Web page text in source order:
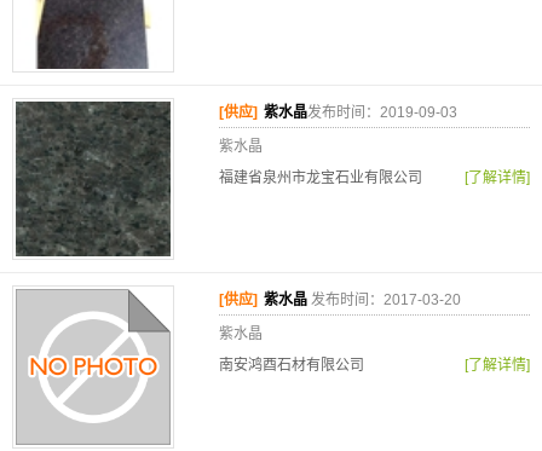
[供应] 紫水晶发布时间：2019-09-03
紫水晶
福建省泉州市龙宝石业有限公司
[了解详情]
[供应] 紫水晶发布时间：2017-03-20
紫水晶
南安鸿酉石材有限公司
[了解详情]